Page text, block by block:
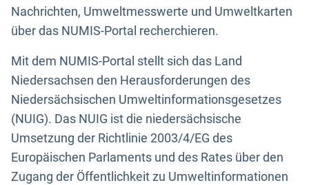
Nachrichten, Umweltmesswerte und Umweltkarten
über das NUMIS-Portal recherchieren.
Mit dem NUMIS-Portal stellt sich das Land
Niedersachsen den Herausforderungen des
Niedersächsischen Umweltinformationsgesetzes
(NUIG). Das NUIG ist die niedersächsische
Umsetzung der Richtlinie 2003/4/EG des
Europäischen Parlaments und des Rates über den
Zugang der Öffentlichkeit zu Umweltinformationen